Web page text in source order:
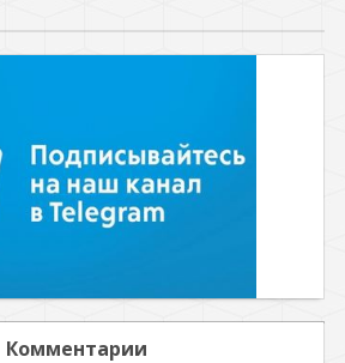
Комментарии